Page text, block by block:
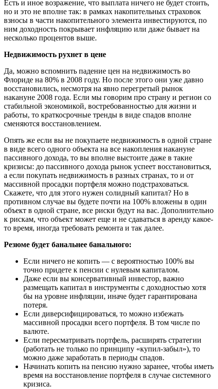
Есть и иное возражение, что выплата ничего не будет стоить,
но и это не вполне так: в рамках накопительных страховок
взносы в части накопительного элемента инвестируются, по
ним доходность покрывает инфляцию или даже бывает на
несколько процентов выше.
Недвижимость рухнет в цене
Да, можно вспомнить падение цен на недвижимость во
Флориде на 80% в 2008 году. Но после этого они уже давно
восстановились, несмотря на явно перегретый рынок
накануне 2008 года. Если мы говорим про страну и регион со
стабильной экономикой, востребованностью для жизни и
работы, то краткосрочные тренды в виде спадов вполне
сменяются восстановлением.
Опять же если вы не покупаете недвижимость в одной стране
в виде всего одного объекта на все накопления накануне
пассивного дохода, то вы вполне выстоите даже в такие
кризисы: до пассивного дохода рынок успеет восстановиться,
а если покупать недвижимость в разных странах, то и от
массивной просадки портфеля можно подстраховаться.
Скажете, что для этого нужен солидный капитал? Но в
противном случае вы будете почти на 100% вложены в один
объект в одной стране, все риски будут на вас. Дополнительно
к рискам, что объект может еще и не сдаваться в аренду какое-
то время, иногда требовать ремонта и так далее.
Резюме будет банальнее банального:
Если ничего не копить — с вероятностью 100% вы
точно придете к пенсии с нулевым капиталом.
Даже если вы консервативный инвестор, важно
размещать капитал в инструменты с доходностью хотя
бы на уровне инфляции, иначе будет гарантирована
потеря.
Если диверсифицироваться, то можно избежать
массивной просадки всего портфеля. В том числе по
валюте.
Если пересматривать портфель, расширять стратегии
(работать не только по принципу «купил-забыл»), то
можно даже заработать в периоды спадов.
Начинать копить на пенсию нужно заранее, чтобы иметь
время на восстановление портфеля в случае системного
кризиса.